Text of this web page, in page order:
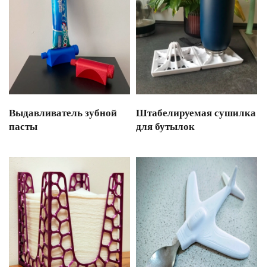
Выдавливатель зубной
пасты
Штабелируемая сушилка
для бутылок